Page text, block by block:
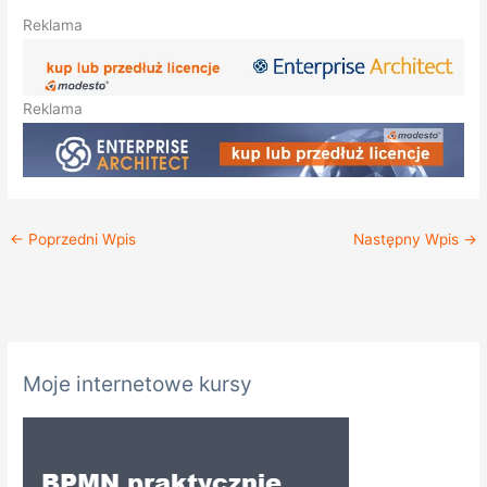
Reklama
Reklama
← Poprzedni Wpis Następny Wpis →
Moje internetowe kursy
a
t